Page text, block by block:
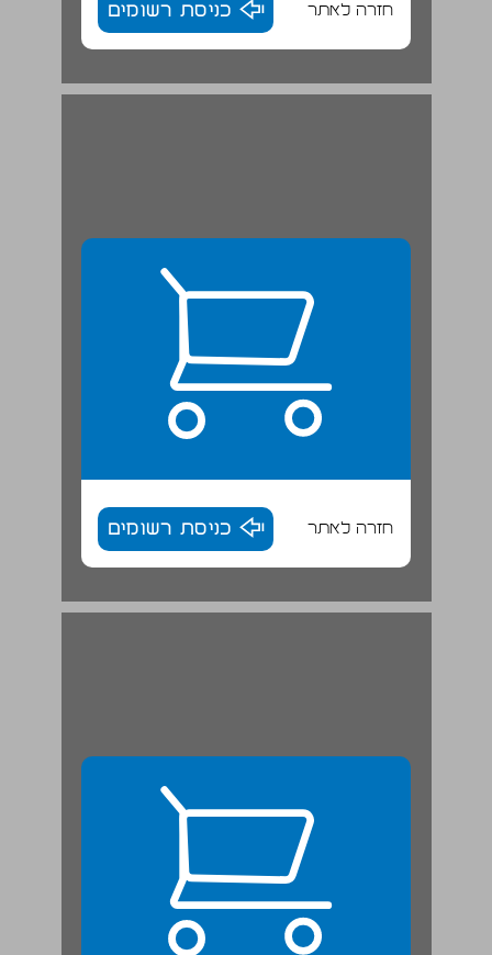
חזרה לאתר כניסת רשומים
חזרה לאתר כניסת רשומים
סדר היום החדש של מרכזי תרבות ואמנות ... 28